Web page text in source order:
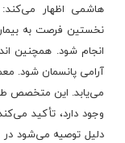
هاشمی اظهار
نخستین فرصت به
انجام شود. همچنین
آرامی پانسمان شود.
می‌یابد. این متخصص طب
وجود دارد، تأكید
دلیل توصیه می‌شود در